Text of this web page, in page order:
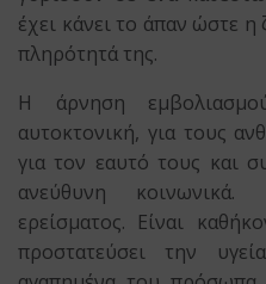
έχει κάνει το άπαν ώστε
πληρότητά της.
Η άρνηση
αυτοκτονική, για τους
για τον εαυτό τους και
ανεύθυνη κοινωνικά.
ερείσματος. Είναι
προστατεύσει την